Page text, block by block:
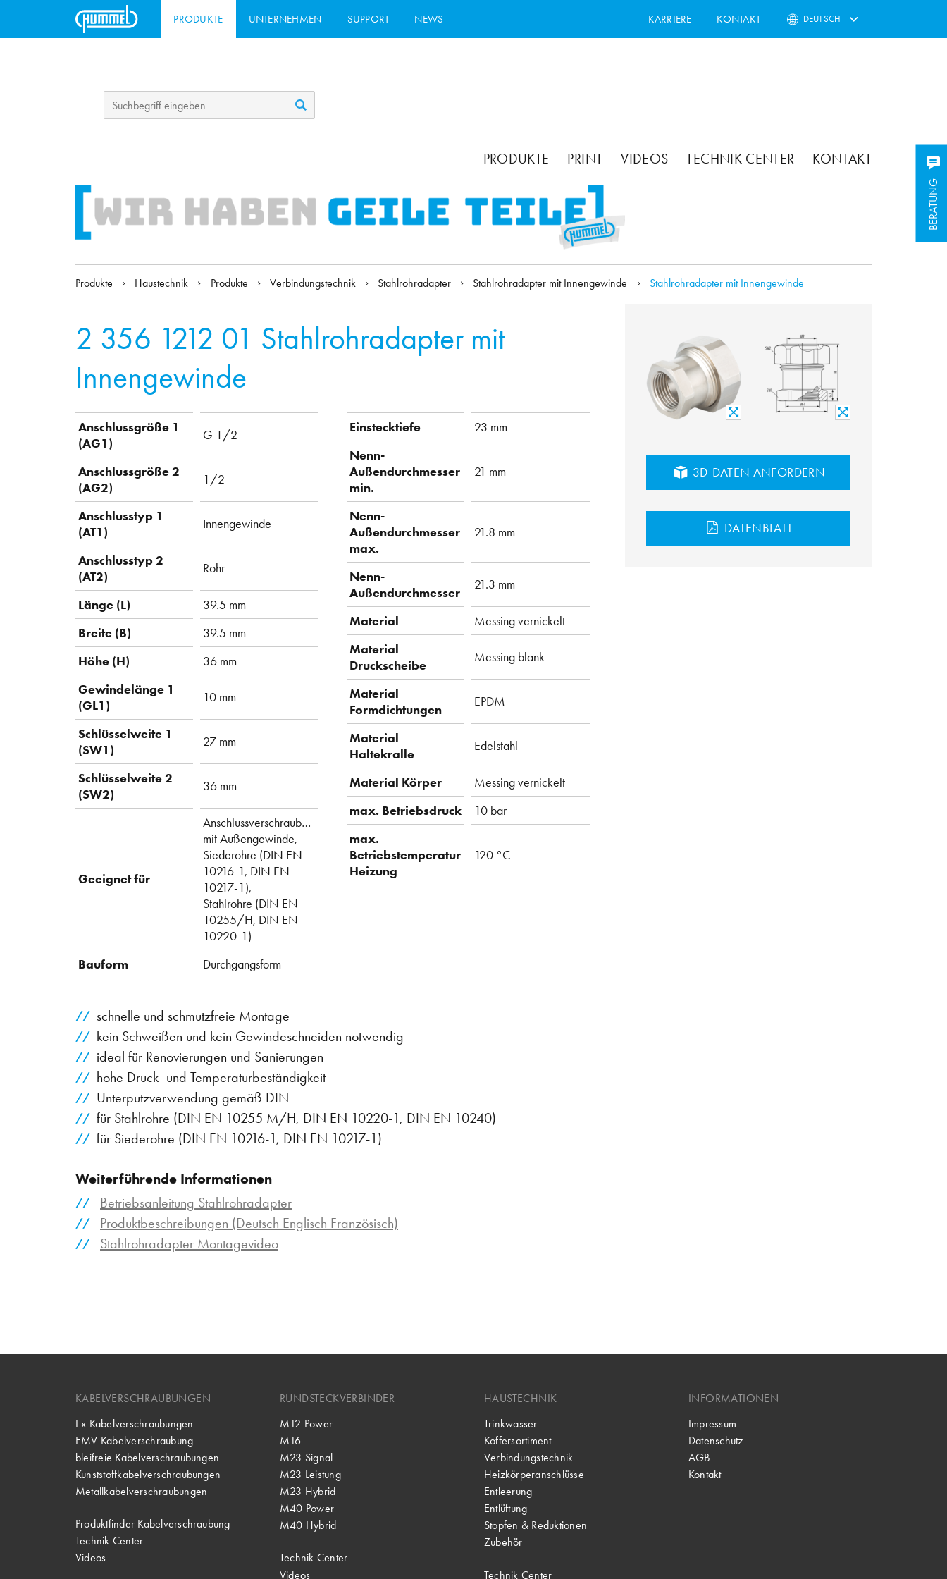
PRODUKTE UNTERNEHMEN SUPPORT NEWS KARRIERE KONTAKT DEUTSCH
PRODUKTE PRINT VIDEOS TECHNIK CENTER KONTAKT
BERATUNG
Produkte Haustechnik Produkte Verbindungstechnik Stahlrohradapter Stahlrohradapter mit Innengewinde Stahlrohradapter mit Innengewinde
2 356 1212 01 Stahlrohradapter mit
Innengewinde
Anschlussgröße 1
(AG1)
G 1/2
Anschlussgröße 2
(AG2)
1/2
Anschlusstyp 1
(AT1)
Innengewinde
Anschlusstyp 2
(AT2)
Rohr
Länge (L)
39.5 mm
Breite (B)
39.5 mm
Höhe (H)
36 mm
Gewindelänge 1
(GL1)
10 mm
Schlüsselweite 1
(SW1)
27 mm
Schlüsselweite 2
(SW2)
36 mm
Geeignet für
Anschlussverschraubungen
mit Außengewinde,
Siederohre (DIN EN
10216-1, DIN EN
10217-1),
Stahlrohre (DIN EN
10255/H, DIN EN
10220-1)
Bauform
Durchgangsform
Einstecktiefe
23 mm
Nenn-
Außendurchmesser
min.
21 mm
Nenn-
Außendurchmesser
max.
21.8 mm
Nenn-
Außendurchmesser
21.3 mm
Material
Messing vernickelt
Material
Druckscheibe
Messing blank
Material
Formdichtungen
EPDM
Material
Haltekralle
Edelstahl
Material Körper
Messing vernickelt
max. Betriebsdruck
10 bar
max.
Betriebstemperatur
Heizung
120 °C
schnelle und schmutzfreie Montage
kein Schweißen und kein Gewindeschneiden notwendig
ideal für Renovierungen und Sanierungen
hohe Druck- und Temperaturbeständigkeit
Unterputzverwendung gemäß DIN
für Stahlrohre (DIN EN 10255 M/H, DIN EN 10220-1, DIN EN 10240)
für Siederohre (DIN EN 10216-1, DIN EN 10217-1)
Weiterführende Informationen
Betriebsanleitung Stahlrohradapter
Produktbeschreibungen (Deutsch Englisch Französisch)
Stahlrohradapter Montagevideo
3D-DATEN ANFORDERN
DATENBLATT
KABELVERSCHRAUBUNGEN
Ex Kabelverschraubungen
EMV Kabelverschraubung
bleifreie Kabelverschraubungen
Kunststoffkabelverschraubungen
Metallkabelverschraubungen
Produktfinder Kabelverschraubung
Technik Center
Videos
RUNDSTECKVERBINDER
M12 Power
M16
M23 Signal
M23 Leistung
M23 Hybrid
M40 Power
M40 Hybrid
Technik Center
Videos
HAUSTECHNIK
Trinkwasser
Koffersortiment
Verbindungstechnik
Heizkörperanschlüsse
Entleerung
Entlüftung
Stopfen & Reduktionen
Zubehör
Technik Center
INFORMATIONEN
Impressum
Datenschutz
AGB
Kontakt